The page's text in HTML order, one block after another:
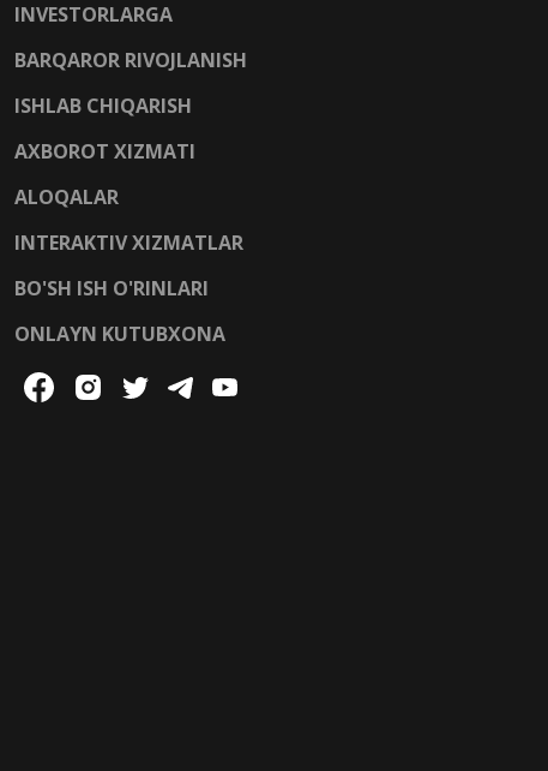
INVESTORLARGA
BARQAROR RIVOJLANISH
ISHLAB CHIQARISH
AXBOROT XIZMATI
ALOQALAR
INTERAKTIV XIZMATLAR
BO'SH ISH O'RINLARI
ONLAYN KUTUBXONA